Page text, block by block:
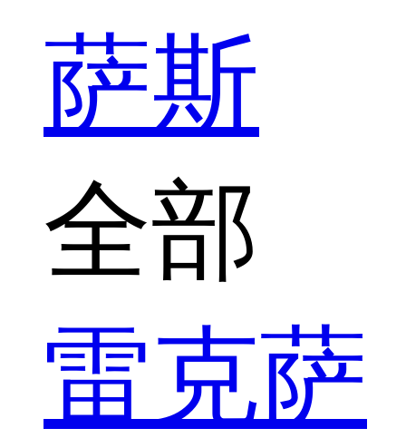
萨斯
全部
雷克萨